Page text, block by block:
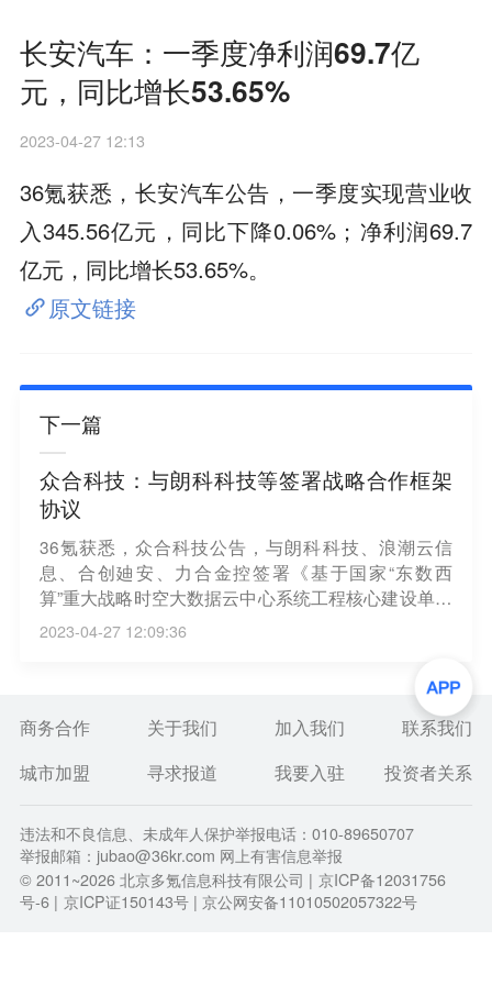
长安汽车：一季度净利润69.7亿
元，同比增长53.65%
2023-04-27 12:13
36氪获悉，长安汽车公告，一季度实现营业收
入345.56亿元，同比下降0.06%；净利润69.7
亿元，同比增长53.65%。
原文链接
下一篇
众合科技：与朗科科技等签署战略合作框架
协议
36氪获悉，众合科技公告，与朗科科技、浪潮云信
息、合创廸安、力合金控签署《基于国家“东数西
算”重大战略时空大数据云中心系统工程核心建设单位
共同签署之战略合作框架协议》。各方将整合自身优
2023-04-27 12:09:36
商务合作 关于我们 加入我们
联系我们
城市加盟
寻求报道 我要入驻 投资者关系
违法和不良信息、未成年人保护举报电话：010-89650707
举报邮箱：jubao@36kr.com 网上有害信息举报
© 2011~2026北京多氪信息科技有限公司 | 京ICP备12031756
号-6 | 京ICP证150143号 | 京公网安备11010502057322号